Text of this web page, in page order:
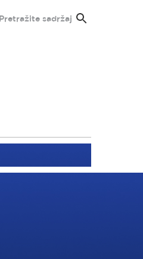
Pretražite sadržaj